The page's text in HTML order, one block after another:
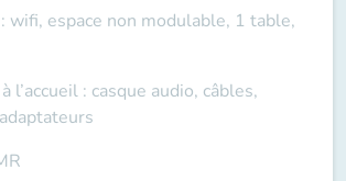
wifi, espace non modulable, 1 table,
l’accueil : casque audio, câbles,